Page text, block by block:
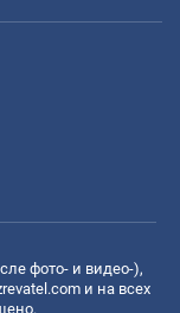
фото- и видео-),
и на всех